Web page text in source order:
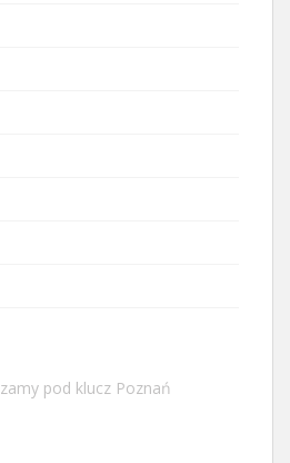
pod klucz Poznań